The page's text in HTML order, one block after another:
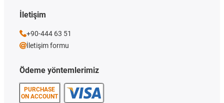
Ödeme yöntemlerimiz
PURCHASE
ON ACCOUNT
İletişim
+90-444 63 51
İletişim formu